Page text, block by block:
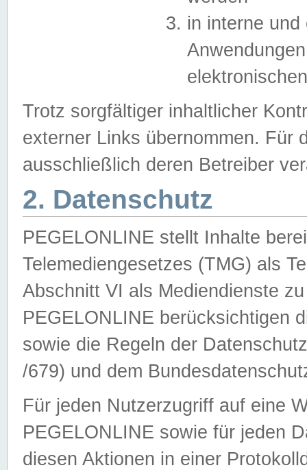
in interne
Trotz sorgfältiger inhaltlicher
externer Links übernommen. Für
ausschließlich deren Betreiber
2. Datenschutz
PEGELONLINE stellt Inhalte
Telemediengesetzes (TMG) als
Abschnitt VI als Mediendienste
PEGELONLINE berücksichtigen
sowie die Regeln der
/679) und dem
Für jeden Nutzerzugriff auf eine
PEGELONLINE sowie für jeden
diesen Aktionen in einer